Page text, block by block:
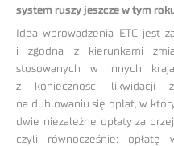
system ruszy jeszcze w tym
Idea wprowadzenia ETC jest
i zgodna z kierunkami
stosowanych w innych
z konieczności likwidacji
na dublowaniu się opłat, w
dwie niezależne opłaty za
czyli równocześnie: opłatę